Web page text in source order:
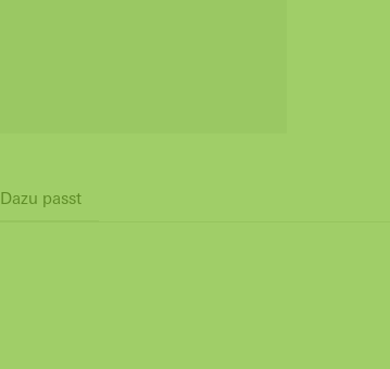
Dazu passt